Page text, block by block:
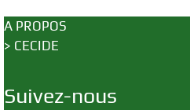
A PROPOS
> CECIDE
Suivez-nous